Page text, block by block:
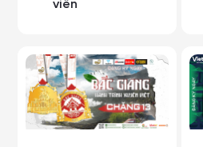
viên